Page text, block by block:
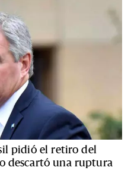
pidió el retiro del
descartó una ruptura